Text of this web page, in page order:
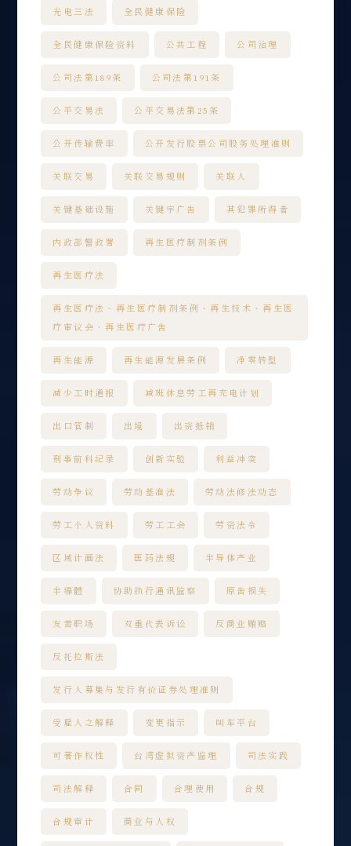
光电三法 全民健康保险
全民健康保险资料 公共工程 公司治理
公司法第189条 公司法第191条
公平交易法 公平交易法第25条
公开传输费率 公开发行股票公司股务处理准则
关联交易 关联交易规则 关联人
关键基础设施 关键字广告 其犯罪所得者
内政部警政署 再生医疗制剂条例
再生医疗法
再生医疗法、再生医疗制剂条例、再生技术、再生医
疗审议会、再生医疗广告
再生能源 再生能源发展条例 净零转型
减少工时通报 减班休息劳工再充电计划
出口管制 出境 出资抵销
刑事前科纪录 创新实验 利益冲突
劳动争议 劳动基准法 劳动法修法动态
劳工个人资料 劳工工会 劳资法令
区域计画法 医药法规 半导体产业
半導體 协助执行通讯监察 原告损失
友善职场 双重代表诉讼 反商业贿赂
反托拉斯法
发行人募集与发行有价证券处理准则
受雇人之解释 变更指示 叫车平台
可著作权性 台湾虚拟资产监理 司法实践
司法解释 合同 合理使用 合规
合规审计 商业与人权